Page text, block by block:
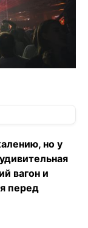
но у
вагон и
перед